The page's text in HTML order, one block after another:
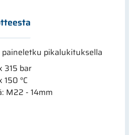
pikalukituksella
315 bar
°C
M22 - 14mm